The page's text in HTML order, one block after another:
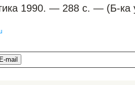
1990. — 288 с. — (Б-ка